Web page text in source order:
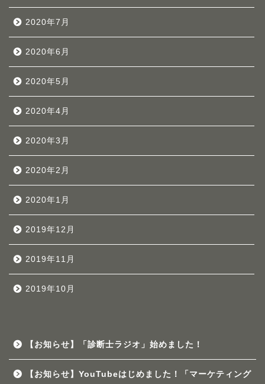
2020年7月
2020年6月
2020年5月
2020年4月
2020年3月
2020年2月
2020年1月
2019年12月
2019年11月
2019年10月
【お知らせ】「診断士ラジオ」始めました！
【お知らせ】YouTubeはじめました！「マーケティング